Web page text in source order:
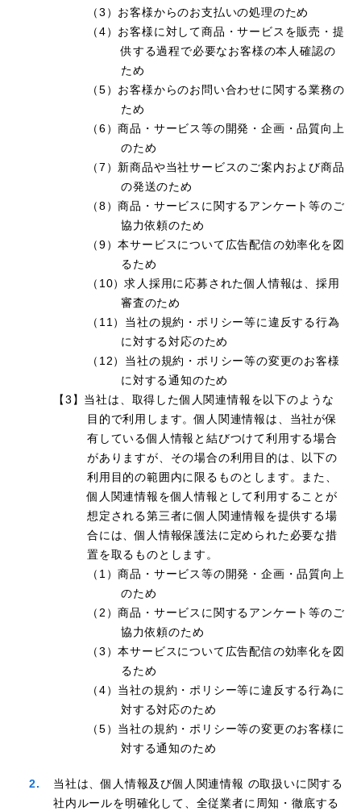
（3）お客様からのお支払いの処理のため
（4）お客様に対して商品・サービスを販売・提
供する過程で必要なお客様の本人確認の
ため
（5）お客様からのお問い合わせに関する業務の
ため
（6）商品・サービス等の開発・企画・品質向上
のため
（7）新商品や当社サービスのご案内および商品
の発送のため
（8）商品・サービスに関するアンケート等のご
協力依頼のため
（9）本サービスについて広告配信の効率化を図
るため
（10）求人採用に応募された個人情報は、採用
審査のため
（11）当社の規約・ポリシー等に違反する行為
に対する対応のため
（12）当社の規約・ポリシー等の変更のお客様
に対する通知のため
【3】当社は、取得した個人関連情報を以下のような
目的で利用します。個人関連情報は、当社が保
有している個人情報と結びつけて利用する場合
がありますが、その場合の利用目的は、以下の
利用目的の範囲内に限るものとします。また、
個人関連情報を個人情報として利用することが
想定される第三者に個人関連情報を提供する場
合には、個人情報保護法に定められた必要な措
置を取るものとします。
（1）商品・サービス等の開発・企画・品質向上
のため
（2）商品・サービスに関するアンケート等のご
協力依頼のため
（3）本サービスについて広告配信の効率化を図
るため
（4）当社の規約・ポリシー等に違反する行為に
対する対応のため
（5）当社の規約・ポリシー等の変更のお客様に
対する通知のため
当社は、個人情報及び個人関連情報 の取扱いに関する
社内ルールを明確化して、全従業者に周知・徹底する